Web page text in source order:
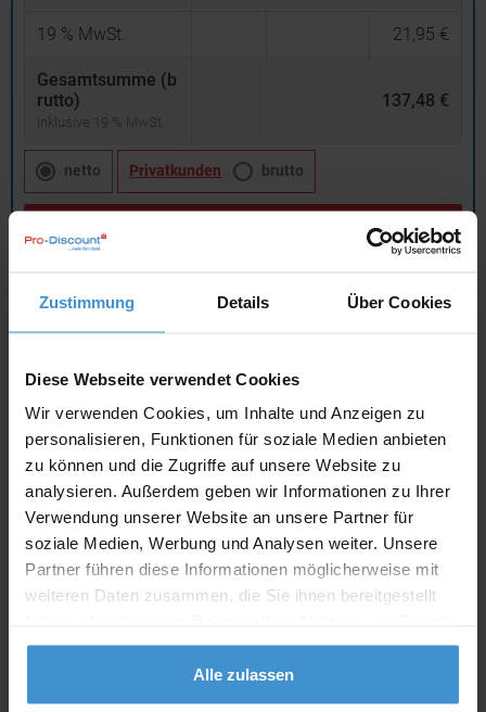
Zustimmung Details Über Cookies
Diese Webseite verwendet Cookies
Wir verwenden Cookies, um Inhalte und Anzeigen zu
personalisieren, Funktionen für soziale Medien anbieten
zu können und die Zugriffe auf unsere Website zu
analysieren. Außerdem geben wir Informationen zu Ihrer
Verwendung unserer Website an unsere Partner für
soziale Medien, Werbung und Analysen weiter. Unsere
Partner führen diese Informationen möglicherweise mit
weiteren Daten zusammen, die Sie ihnen bereitgestellt
gesammelt haben.
Alle zulassen
19 % MwSt. 21,95 €
Gesamtsumme (b
rutto)
inklusive 19 % MwSt.
137,48 €
netto Privatkunden brutto
Angebot drucken
Lieferzeiten
Artikel mit Werbeanbringung: ca. 10 Werktage
Muster mit Ihrer
Werbeanbringung zur Freigabe
der Produktion:
Artikel ohne Werbeanbringung: ca. 3 - 5 Werktage
Muster bestellen